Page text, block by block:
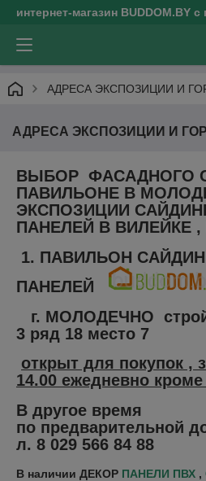
интернет-магазин BUDDOM.BY
АДРЕСА ЭКСПОЗИЦИИ И
АДРЕСА ЭКСПОЗИЦИИ И
ВЫБОР ФАСАДНОГО
ПАВИЛЬОНЕ В
ЭКСПОЗИЦИИ
ПАНЕЛЕЙ В ВИЛЕЙКЕ
1. ПАВИЛЬОН
ПАНЕЛЕЙ
г. МОЛОДЕЧНО
3 ряд 18 место 7
открыт для покупок ,
14.00 ежедневно
В другое время
по предварительной
л. 8 029 566 84 88
В наличии ДЕКОР ПАНЕЛИ ПВХ ,